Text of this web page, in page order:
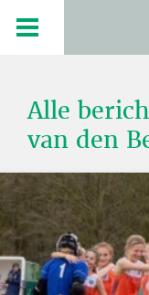
Alle
van den